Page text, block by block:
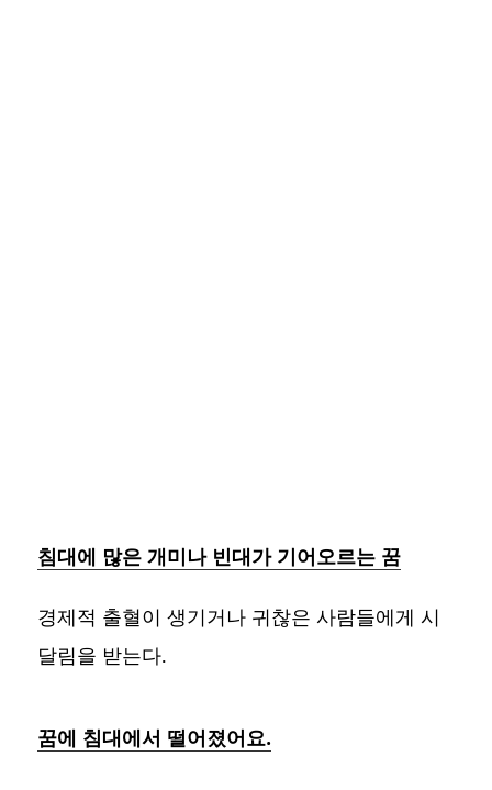
침대에 많은 개미나 빈대가 기어오르는 꿈
경제적 출혈이 생기거나 귀찮은 사람들에게 시
달림을 받는다.
꿈에 침대에서 떨어졌어요.